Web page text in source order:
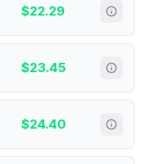
$22.29
$23.45
$24.40